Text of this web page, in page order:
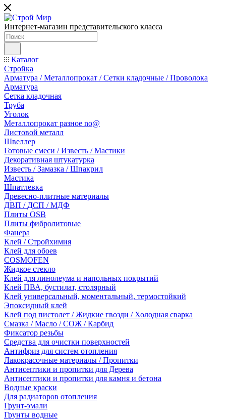
Интернет-магазин представительского класса
Каталог
Стройка
Арматура / Металлопрокат / Сетки кладочные / Проволока
Арматура
Сетка кладочная
Труба
Уголок
Металлопрокат разное no@
Листовой металл
Швеллер
Готовые смеси / Известь / Мастики
Декоративная штукатурка
Известь / Замазка / Шпакрил
Мастика
Шпатлевка
Древесно-плитные материалы
ДВП / ДСП / МДФ
Плиты OSB
Плиты фибролитовые
Фанера
Клей / Стройхимия
Клей для обоев
COSMOFEN
Жидкое стекло
Клей для линолеума и напольных покрытий
Клей ПВА, бустилат, столярный
Клей универсальный, моментальный, термостойкий
Эпоксидный клей
Клей под пистолет / Жидкие гвозди / Холодная сварка
Смазка / Масло / СОЖ / Карбид
Фиксатор резьбы
Средства для очистки поверхностей
Антифриз для систем отопления
Лакокрасочные материалы / Пропитки
Антисептики и пропитки для Дерева
Антисептики и пропитки для камня и бетона
Водные краски
Для радиаторов отопления
Грунт-эмали
Грунты водные